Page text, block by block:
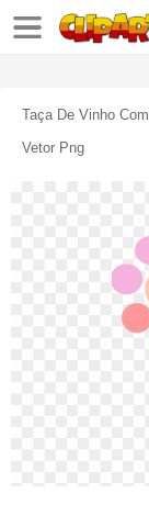
Taça De Vinho
Vetor Png